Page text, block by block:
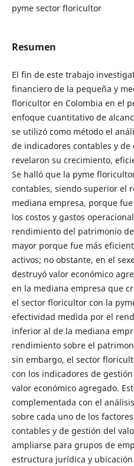
pyme sector floricultor
Resumen
El fin de este trabajo
financiero de la pequeña y
floricultor en Colombia en el
enfoque cuantitativo de
se utilizó como método el
de indicadores contables y
revelaron su crecimiento,
Se halló que la pyme
contables, siendo superior el
mediana empresa, porque
los costos y gastos
rendimiento del patrimonio
mayor porque fue más
activos; no obstante, en el
destruyó valor económico
en la mediana empresa que
el sector floricultor con la
efectividad medida por el
inferior al de la mediana
rendimiento sobre el
sin embargo, el sector
con los indicadores de
valor económico agregado.
complementada con el
sobre cada uno de los
contables y de gestión del
ampliarse para grupos de
estructura jurídica y